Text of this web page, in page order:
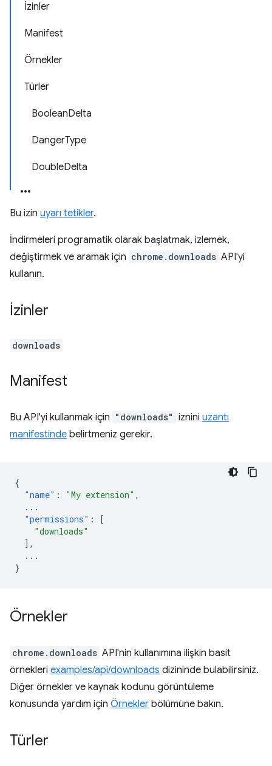
İzinler
Manifest
Örnekler
Türler
BooleanDelta
DangerType
DoubleDelta
Bu izin uyarı tetikler.
İndirmeleri programatik olarak başlatmak, izlemek,
değiştirmek ve aramak için chrome.downloads API'yi
kullanın.
İzinler
downloads
Manifest
Bu API'yi kullanmak için "downloads" iznini uzantı
manifestinde belirtmeniz gerekir.
{
"name" : "My extension" ,
...
"permissions" :
[
"downloads"
],
...
}
Örnekler
chrome.downloads API'nin kullanımına ilişkin basit
örnekleri examples/api/downloads dizininde bulabilirsiniz.
Diğer örnekler ve kaynak kodunu görüntüleme
konusunda yardım için Örnekler bölümüne bakın.
Türler